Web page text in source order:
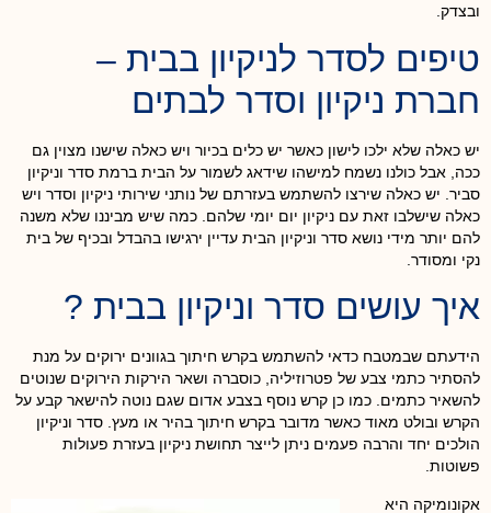
ובצדק.
טיפים לסדר לניקיון בבית –
חברת ניקיון וסדר לבתים
יש כאלה שלא ילכו לישון כאשר יש כלים בכיור ויש כאלה שישנו מצוין גם
ככה, אבל כולנו נשמח למישהו שידאג לשמור על הבית ברמת סדר וניקיון
סביר. יש כאלה שירצו להשתמש בעזרתם של נותני שירותי ניקיון וסדר ויש
כאלה שישלבו זאת עם ניקיון יום יומי שלהם. כמה שיש מביננו שלא משנה
להם יותר מידי נושא סדר וניקיון הבית עדיין ירגישו בהבדל ובכיף של בית
נקי ומסודר.
איך עושים סדר וניקיון בבית ?
הידעתם שבמטבח כדאי להשתמש בקרש חיתוך בגוונים ירוקים על מנת
להסתיר כתמי צבע של פטרוזיליה, כוסברה ושאר הירקות הירוקים שנוטים
להשאיר כתמים. כמו כן קרש נוסף בצבע אדום שגם נוטה להישאר קבע על
הקרש ובולט מאוד כאשר מדובר בקרש חיתוך בהיר או מעץ. סדר וניקיון
הולכים יחד והרבה פעמים ניתן לייצר תחושת ניקיון בעזרת פעולות
פשוטות.
אקונומיקה היא